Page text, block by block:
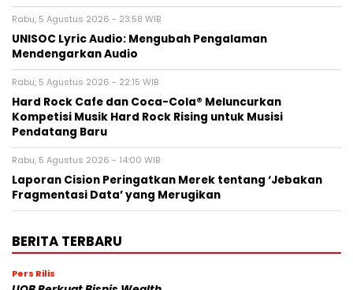
Rabu, 5 Agustus 2026 - 23:58 WIB
UNISOC Lyric Audio: Mengubah Pengalaman
Mendengarkan Audio
Rabu, 5 Agustus 2026 - 22:15 WIB
Hard Rock Cafe dan Coca-Cola® Meluncurkan
Kompetisi Musik Hard Rock Rising untuk Musisi
Pendatang Baru
Rabu, 5 Agustus 2026 - 14:00 WIB
Laporan Cision Peringatkan Merek tentang ‘Jebakan
Fragmentasi Data’ yang Merugikan
BERITA TERBARU
Pers Rilis